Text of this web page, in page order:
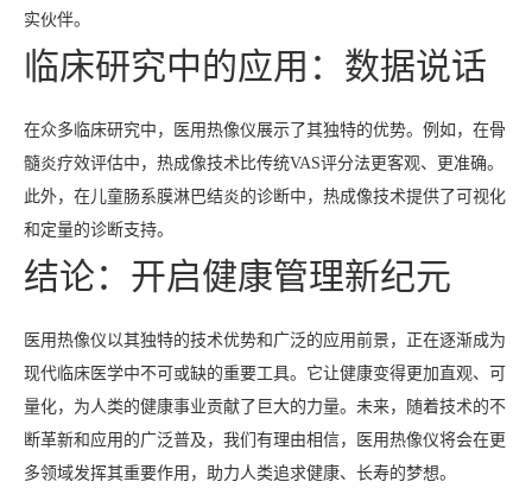
实伙伴。
临床研究中的应用：数据说话
在众多临床研究中，医用热像仪展示了其独特的优势。例如，在骨
髓炎疗效评估中，热成像技术比传统VAS评分法更客观、更准确。
此外，在儿童肠系膜淋巴结炎的诊断中，热成像技术提供了可视化
和定量的诊断支持。
结论：开启健康管理新纪元
医用热像仪以其独特的技术优势和广泛的应用前景，正在逐渐成为
现代临床医学中不可或缺的重要工具。它让健康变得更加直观、可
量化，为人类的健康事业贡献了巨大的力量。未来，随着技术的不
断革新和应用的广泛普及，我们有理由相信，医用热像仪将会在更
多领域发挥其重要作用，助力人类追求健康、长寿的梦想。